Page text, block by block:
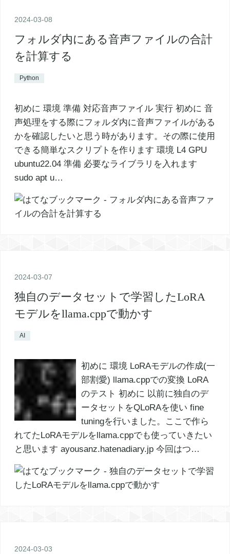
2024-03-08
フォルダ内にある音声ファイルの合計
を計算する
Python
初めに 環境 準備 対応音声ファイル 実行 初めに 音
声処理をする際にフォルダ内に音声ファイルがある
かを確認したいと思う時があります。その際に使用
できる簡単なスクリプトを作ります 環境 L4 GPU
ubuntu22.04 準備 必要なライブラリを入れます
sudo apt u…
2024-03-07
独自のデータセットで学習したLoRA
モデルをllama.cppで動かす
AI
初めに 環境 LoRAモデルの作成(一
部割愛) llama.cppでの変換 LoRA
のテスト 初めに 以前に独自のデ
ータセットをQLoRAを使い fine
tuningを行いました。ここで作ら
れてたLoRAモデルをllama.cppでも使っていきたい
と思います ayousanz.hatenadiary.jp 今回はつ…
2024-03-03